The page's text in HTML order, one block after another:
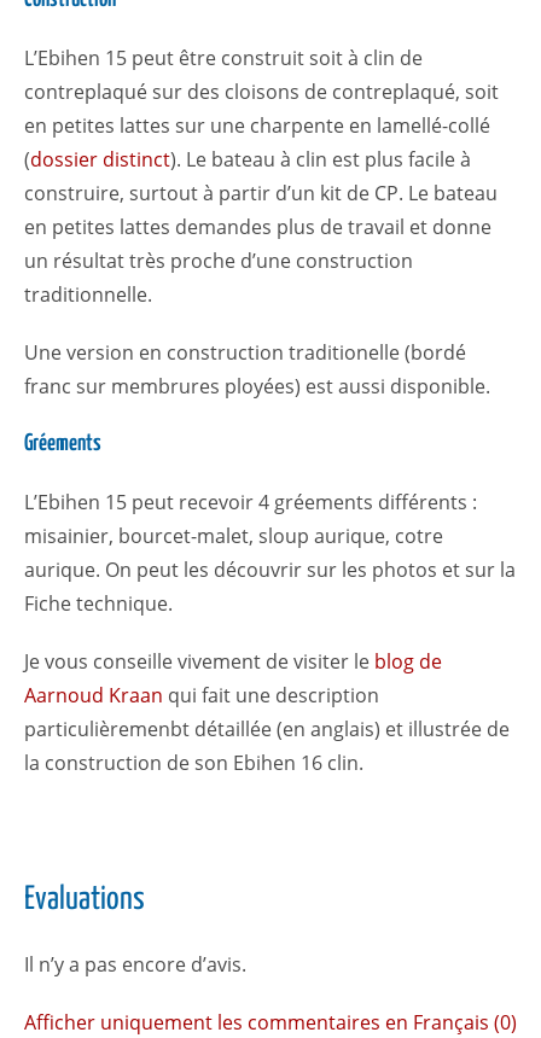
L’Ebihen 15 peut être construit soit à clin de
contreplaqué sur des cloisons de contreplaqué, soit
en petites lattes sur une charpente en lamellé-collé
(dossier distinct). Le bateau à clin est plus facile à
construire, surtout à partir d’un kit de CP. Le bateau
en petites lattes demandes plus de travail et donne
un résultat très proche d’une construction
traditionnelle.
Une version en construction traditionelle (bordé
franc sur membrures ployées) est aussi disponible.
Gréements
L’Ebihen 15 peut recevoir 4 gréements différents :
misainier, bourcet-malet, sloup aurique, cotre
aurique. On peut les découvrir sur les photos et sur la
Fiche technique.
Je vous conseille vivement de visiter le blog de
Aarnoud Kraan qui fait une description
particulièremenbt détaillée (en anglais) et illustrée de
la construction de son Ebihen 16 clin.
Evaluations
Il n’y a pas encore d’avis.
Afficher uniquement les commentaires en Français (0)